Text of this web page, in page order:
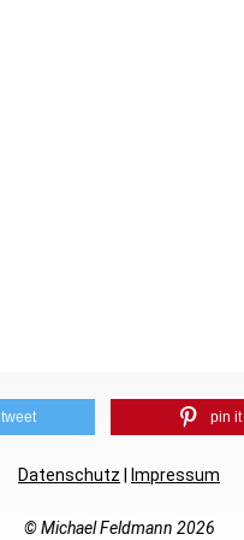
tweet pin it
Datenschutz Impressum
© Michael Feldmann 2026